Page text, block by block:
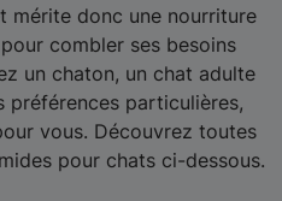
mérite donc une nourriture
combler ses besoins
un chaton, un chat adulte
préférences particulières,
vous. Découvrez toutes
pour chats ci-dessous.